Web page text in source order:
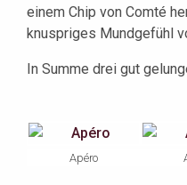
einem Chip von Comté
knuspriges Mundgefühl
In Summe drei gut
Apéro